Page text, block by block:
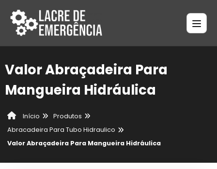
Valor Abraçadeira Para
Mangueira Hidráulica
Início
Produtos
Abracadeira Para Tubo Hidraulico
Valor Abraçadeira Para Mangueira Hidráulica